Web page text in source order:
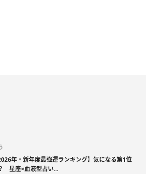
2026年・新年度最強運ランキング】気になる第1位
星座×血液型占い...